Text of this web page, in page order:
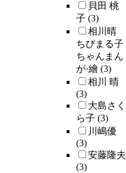
貝田 桃
子 (3)
相川晴
ちびまる子
ちゃんまん
が·繪 (3)
相川 晴
(3)
大島さく
ら子 (3)
川嶋優
(3)
安藤隆夫
(3)